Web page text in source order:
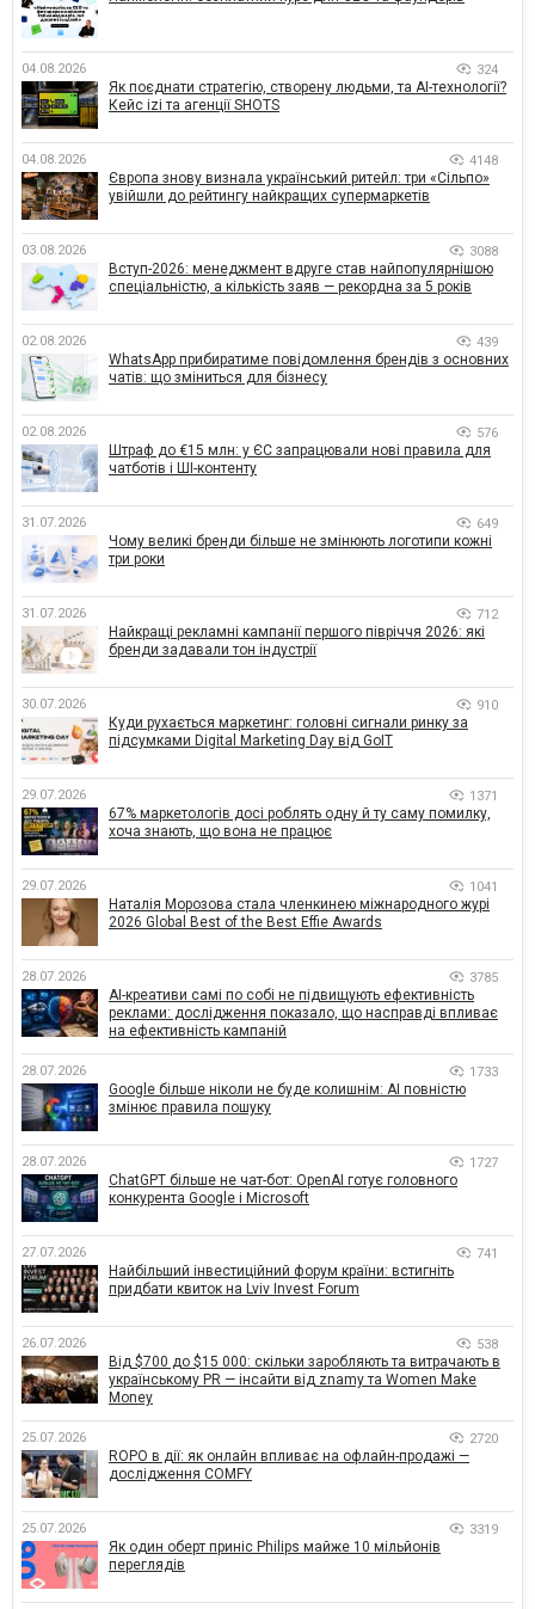
04.08.2026 324
Як поєднати стратегію, створену людьми, та AI-технології?
Кейс izi та агенції SHOTS
04.08.2026 4148
Європа знову визнала український ритейл: три «Сільпо»
увійшли до рейтингу найкращих супермаркетів
03.08.2026 3088
Вступ-2026: менеджмент вдруге став найпопулярнішою
спеціальністю, а кількість заяв — рекордна за 5 років
02.08.2026 439
WhatsApp прибиратиме повідомлення брендів з основних
чатів: що зміниться для бізнесу
02.08.2026 576
Штраф до €15 млн: у ЄС запрацювали нові правила для
чатботів і ШІ-контенту
31.07.2026 649
Чому великі бренди більше не змінюють логотипи кожні
три роки
31.07.2026 712
Найкращі рекламні кампанії першого півріччя 2026: які
бренди задавали тон індустрії
30.07.2026 910
Куди рухається маркетинг: головні сигнали ринку за
підсумками Digital Marketing Day від GoIT
29.07.2026 1371
67% маркетологів досі роблять одну й ту саму помилку,
хоча знають, що вона не працює
29.07.2026 1041
Наталія Морозова стала членкинею міжнародного журі
2026 Global Best of the Best Effie Awards
28.07.2026 3785
AI-креативи самі по собі не підвищують ефективність
реклами: дослідження показало, що насправді впливає
на ефективність кампаній
28.07.2026 1733
Google більше ніколи не буде колишнім: AI повністю
змінює правила пошуку
28.07.2026 1727
ChatGPT більше не чат-бот: OpenAI готує головного
конкурента Google і Microsoft
27.07.2026 741
Найбільший інвестиційний форум країни: встигніть
придбати квиток на Lviv Invest Forum
26.07.2026 538
Від $700 до $15 000: скільки заробляють та витрачають в
українському PR — інсайти від znamy та Women Make
Money
25.07.2026 2720
ROPO в дії: як онлайн впливає на офлайн-продажі —
дослідження COMFY
25.07.2026 3319
Як один оберт приніс Philips майже 10 мільйонів
переглядів